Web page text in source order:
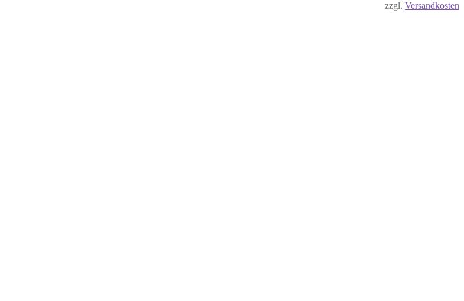
zzgl. Versandkosten